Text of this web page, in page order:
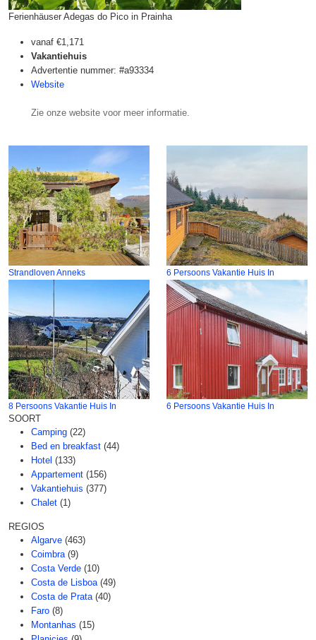
Ferienhäuser Adegas do Pico in Prainha
vanaf €1,171
Vakantiehuis
Advertentie nummer: #a93334
Website
Zie onze website voor meer informatie.
Strandloven Anneks 6 Persoons Vakantie Huis In
8 Persoons Vakantie Huis In 6 Persoons Vakantie Huis In
SOORT
Camping (22)
Bed en breakfast (44)
Hotel (133)
Appartement (156)
Vakantiehuis (377)
Chalet (1)
REGIOS
Algarve (463)
Coimbra (9)
Costa Verde (10)
Costa de Lisboa (49)
Costa de Prata (40)
Faro (8)
Montanhas (15)